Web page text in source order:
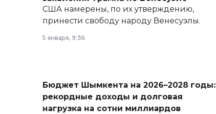
США намерены, по их утверждению,
принести свободу народу Венесуэлы.
5 января, 9:36
Бюджет Шымкента на 2026–2028 годы:
рекордные доходы и долговая
нагрузка на сотни миллиардов